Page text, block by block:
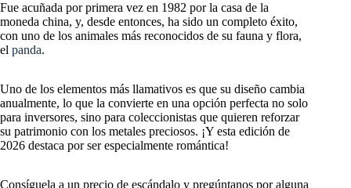
Fue acuñada por primera vez en 1982 por la casa de la
moneda china, y, desde entonces, ha sido un completo éxito,
con uno de los animales más reconocidos de su fauna y flora,
el panda.
Uno de los elementos más llamativos es que su diseño cambia
anualmente, lo que la convierte en una opción perfecta no solo
para inversores, sino para coleccionistas que quieren reforzar
su patrimonio con los metales preciosos. ¡Y esta edición de
2026 destaca por ser especialmente romántica!
Consíguela a un precio de escándalo y pregúntanos por alguna